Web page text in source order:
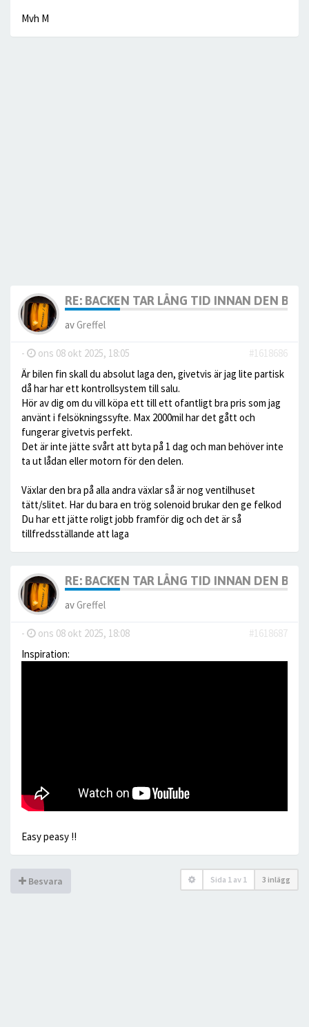
Mvh M
RE: BACKEN TAR LÅNG TID INNAN DEN
avGreffel
- ons 08 okt 2025, 18:05
#1618686
Är bilen fin skall du absolut laga den, givetvis är jag lite partisk
då har har ett kontrollsystem till salu.
Hör av dig om du vill köpa ett till ett ofantligt bra pris som jag
använt i felsökningssyfte. Max 2000mil har det gått och
fungerar givetvis perfekt.
Det är inte jätte svårt att byta på 1 dag och man behöver inte
ta ut lådan eller motorn för den delen.
Växlar den bra på alla andra växlar så är nog ventilhuset
tätt/slitet. Har du bara en trög solenoid brukar den ge felkod
Du har ett jätte roligt jobb framför dig och det är så
tillfredsställande att laga
RE: BACKEN TAR LÅNG TID INNAN DEN
avGreffel
- ons 08 okt 2025, 18:08
#1618687
Inspiration:
Easy peasy !!
Besvara Sida 1 av 1 3 inlägg